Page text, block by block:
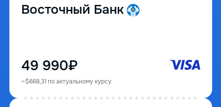
Восточный Банк
49 990₽
~$668,31 по актуальному курсу